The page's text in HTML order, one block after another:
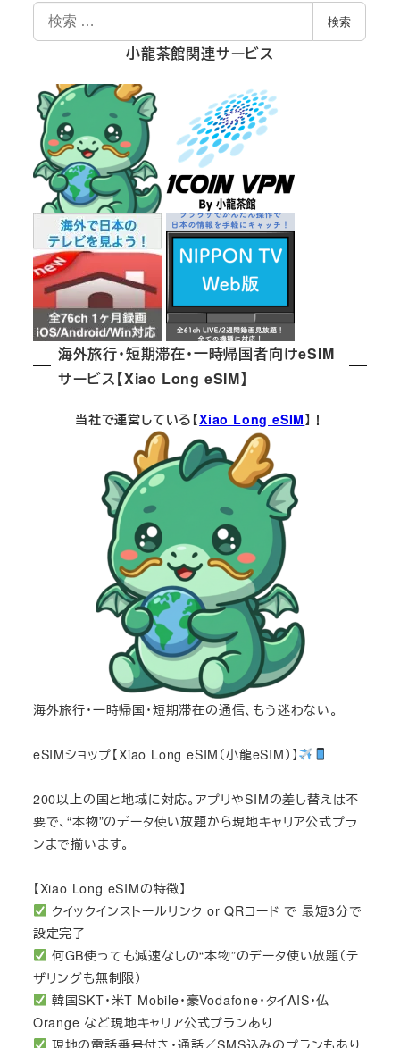
索
検索
小龍茶館関連サービス
海外旅行・短期滞在・一時帰国者向けeSIM
サービス【Xiao Long eSIM】
当社で運営している【Xiao Long eSIM】！
海外旅行・一時帰国・短期滞在の通信、もう迷わない。
eSIMショップ【Xiao Long eSIM（小龍eSIM）】
200以上の国と地域に対応。アプリやSIMの差し替えは不
要で、“本物”のデータ使い放題から現地キャリア公式プラ
ンまで揃います。
【Xiao Long eSIMの特徴】
クイックインストールリンク or QRコード で 最短3分で
設定完了
何GB使っても減速なしの“本物”のデータ使い放題（テ
ザリングも無制限）
韓国SKT・米T-Mobile・豪Vodafone・タイAIS・仏
Orange など現地キャリア公式プランあり
現地の電話番号付き・通話／SMS込みのプランもあり